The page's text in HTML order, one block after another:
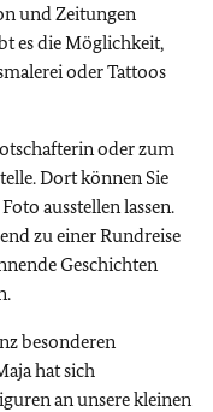
und Zeitungen
es die Möglichkeit,
oder Tattoos
oder zum
Dort können Sie
ausstellen lassen.
zu einer Rundreise
Geschichten
besonderen
hat sich
an unsere kleinen